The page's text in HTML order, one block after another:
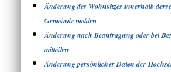
Änderung des Wohnsitzes innerhalb
Gemeinde melden
Änderung nach Beantragung oder bei
mitteilen
Änderung persönlicher Daten der